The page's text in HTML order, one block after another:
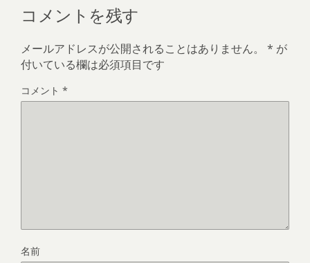
コメントを残す
メールアドレスが公開されることはありません。 * が
付いている欄は必須項目です
コメント *
名前